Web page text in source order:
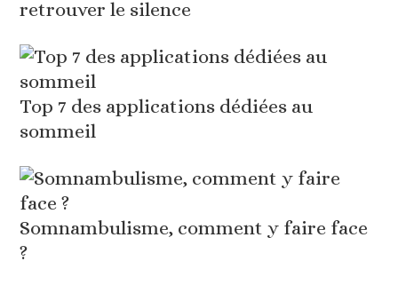
retrouver le silence
Top 7 des applications dédiées au
sommeil
Somnambulisme, comment y faire face
?